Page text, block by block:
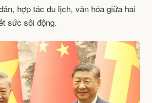
hợp tác du lịch, văn hóa giữa hai
sức sôi động.